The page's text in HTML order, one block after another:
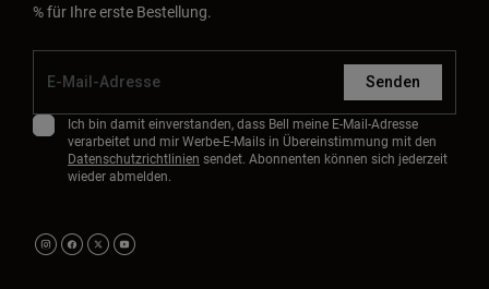
% für Ihre erste Bestellung.
Senden
Ich bin damit einverstanden, dass Bell meine E-Mail-Adresse
verarbeitet und mir Werbe-E-Mails in Übereinstimmung mit den
Datenschutzrichtlinien sendet. Abonnenten können sich jederzeit
wieder abmelden.